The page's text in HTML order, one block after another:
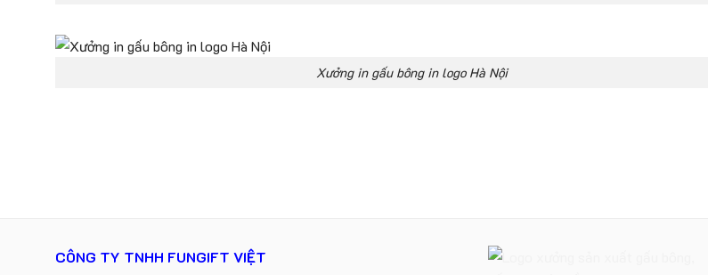
Xưởng in gấu bông in logo Hà Nội
CÔNG TY TNHH FUNGIFT VIỆT